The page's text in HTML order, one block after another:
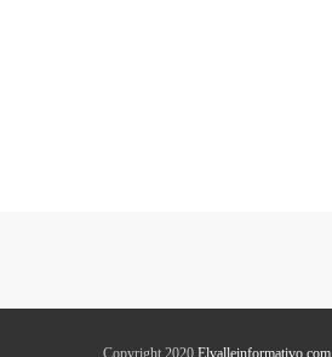
Copyright 2020 Elvalleinformativo.com